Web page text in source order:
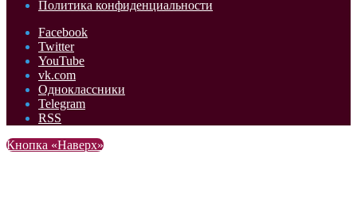
Политика конфиденциальности
Facebook
Twitter
YouTube
vk.com
Одноклассники
Telegram
RSS
Кнопка «Наверх»